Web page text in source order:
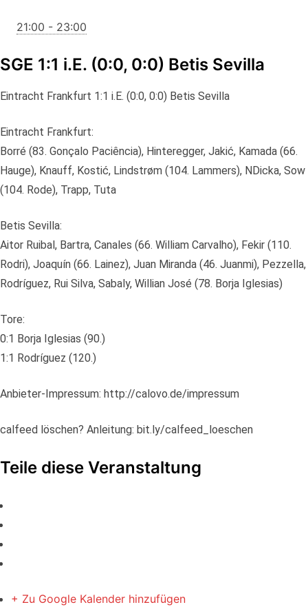
21:00 - 23:00
SGE 1:1 i.E. (0:0, 0:0) Betis Sevilla
Eintracht Frankfurt 1:1 i.E. (0:0, 0:0) Betis Sevilla
Eintracht Frankfurt:
Borré (83. Gonçalo Paciência), Hinteregger, Jakić, Kamada (66.
Hauge), Knauff, Kostić, Lindstrøm (104. Lammers), NDicka, Sow
(104. Rode), Trapp, Tuta
Betis Sevilla:
Aitor Ruibal, Bartra, Canales (66. William Carvalho), Fekir (110.
Rodri), Joaquín (66. Lainez), Juan Miranda (46. Juanmi), Pezzella,
Rodríguez, Rui Silva, Sabaly, Willian José (78. Borja Iglesias)
Tore:
0:1 Borja Iglesias (90.)
1:1 Rodríguez (120.)
Anbieter-Impressum: http://calovo.de/impressum
calfeed löschen? Anleitung: bit.ly/calfeed_loeschen
Teile diese Veranstaltung
+ Zu Google Kalender hinzufügen